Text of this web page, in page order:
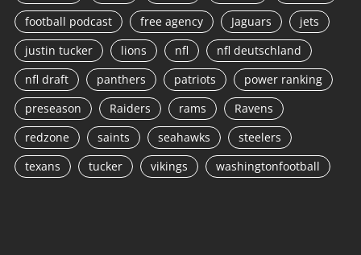
football podcast free agency Jaguars
jets
justin tucker
lions nfl
nfl deutschland
nfl draft
panthers patriots
power ranking
preseason
Raiders rams
Ravens
redzone
saints seahawks
steelers
texans
tucker vikings washingtonfootball